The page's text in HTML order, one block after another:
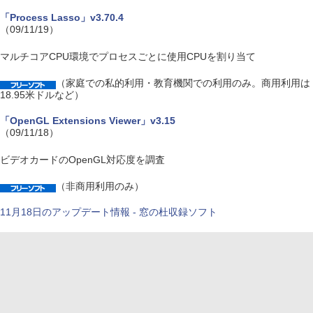
「Process Lasso」v3.70.4
（09/11/19）
マルチコアCPU環境でプロセスごとに使用CPUを割り当て
（家庭での私的利用・教育機関での利用のみ。商用利用は
18.95米ドルなど）
「OpenGL Extensions Viewer」v3.15
（09/11/18）
ビデオカードのOpenGL対応度を調査
（非商用利用のみ）
11月18日のアップデート情報 - 窓の杜収録ソフト